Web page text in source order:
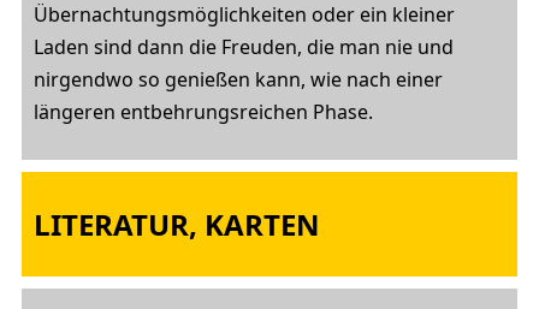
Übernachtungsmöglichkeiten oder ein kleiner
Laden sind dann die Freuden, die man nie und
nirgendwo so genießen kann, wie nach einer
längeren entbehrungsreichen Phase.
LITERATUR, KARTEN